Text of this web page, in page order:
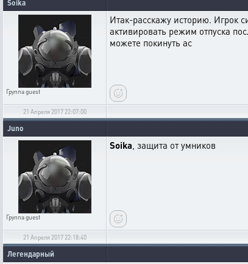
Soika
Группаguest
Итак-расскажу историю. Игрок
активировать режим отпуска
можете покинуть ас
21 Апреля 2017 22:07:00
Juno
Группаguest
Soika, защита от умников
21 Апреля 2017 22:18:40
Легендарный